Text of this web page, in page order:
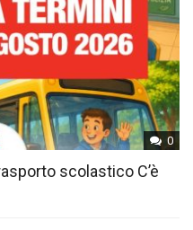
0
scolastico C’è